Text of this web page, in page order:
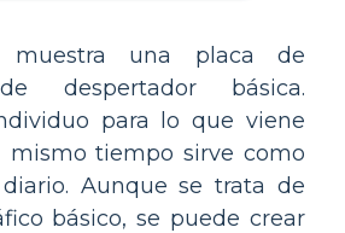
muestra una placa de
despertador básica.
para lo que viene
mismo tiempo sirve como
Aunque se trata de
básico, se puede crear